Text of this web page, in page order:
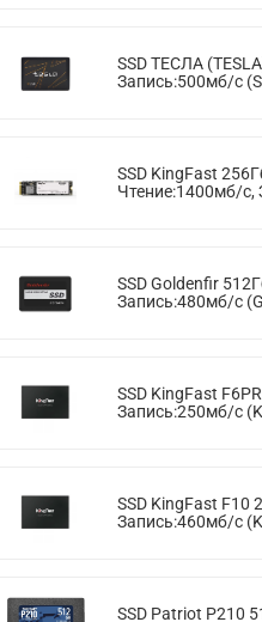
SSD ТЕСЛА
Запись:500мб/с
SSD KingFast
Чтение:1400мб/с,
SSD Goldenfir
Запись:480мб/с
SSD KingFast
Запись:250мб/с
SSD KingFast F10
Запись:460мб/с
SSD Patriot P210